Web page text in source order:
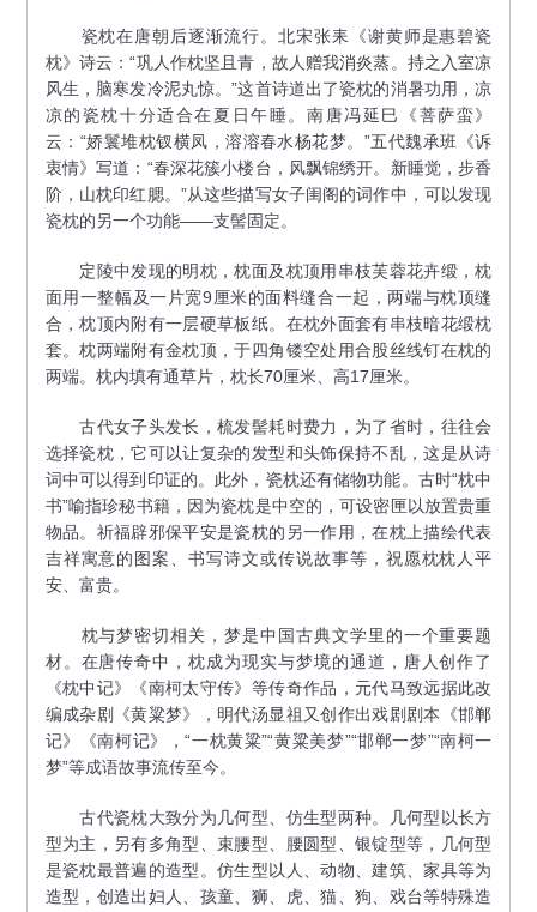
瓷枕在唐朝后逐渐流行。北宋张耒《谢黄师是惠碧瓷
枕》诗云：“巩人作枕坚且青，故人赠我消炎蒸。持之入室凉
风生，脑寒发冷泥丸惊。”这首诗道出了瓷枕的消暑功用，凉
凉的瓷枕十分适合在夏日午睡。南唐冯延巳《菩萨蛮》
云：“娇鬟堆枕钗横凤，溶溶春水杨花梦。”五代魏承班《诉
衷情》写道：“春深花簇小楼台，风飘锦绣开。新睡觉，步香
阶，山枕印红腮。”从这些描写女子闺阁的词作中，可以发现
瓷枕的另一个功能——支髻固定。
定陵中发现的明枕，枕面及枕顶用串枝芙蓉花卉缎，枕
面用一整幅及一片宽9厘米的面料缝合一起，两端与枕顶缝
合，枕顶内附有一层硬草板纸。在枕外面套有串枝暗花缎枕
套。枕两端附有金枕顶，于四角镂空处用合股丝线钉在枕的
两端。枕内填有通草片，枕长70厘米、高17厘米。
古代女子头发长，梳发髻耗时费力，为了省时，往往会
选择瓷枕，它可以让复杂的发型和头饰保持不乱，这是从诗
词中可以得到印证的。此外，瓷枕还有储物功能。古时“枕中
书”喻指珍秘书籍，因为瓷枕是中空的，可设密匣以放置贵重
物品。祈福辟邪保平安是瓷枕的另一作用，在枕上描绘代表
吉祥寓意的图案、书写诗文或传说故事等，祝愿枕枕人平
安、富贵。
枕与梦密切相关，梦是中国古典文学里的一个重要题
材。在唐传奇中，枕成为现实与梦境的通道，唐人创作了
《枕中记》《南柯太守传》等传奇作品，元代马致远据此改
编成杂剧《黄粱梦》，明代汤显祖又创作出戏剧剧本《邯郸
记》《南柯记》，“一枕黄粱”“黄粱美梦”“邯郸一梦”“南柯一
梦”等成语故事流传至今。
古代瓷枕大致分为几何型、仿生型两种。几何型以长方
型为主，另有多角型、束腰型、腰圆型、银锭型等，几何型
是瓷枕最普遍的造型。仿生型以人、动物、建筑、家具等为
造型，创造出妇人、孩童、狮、虎、猫、狗、戏台等特殊造